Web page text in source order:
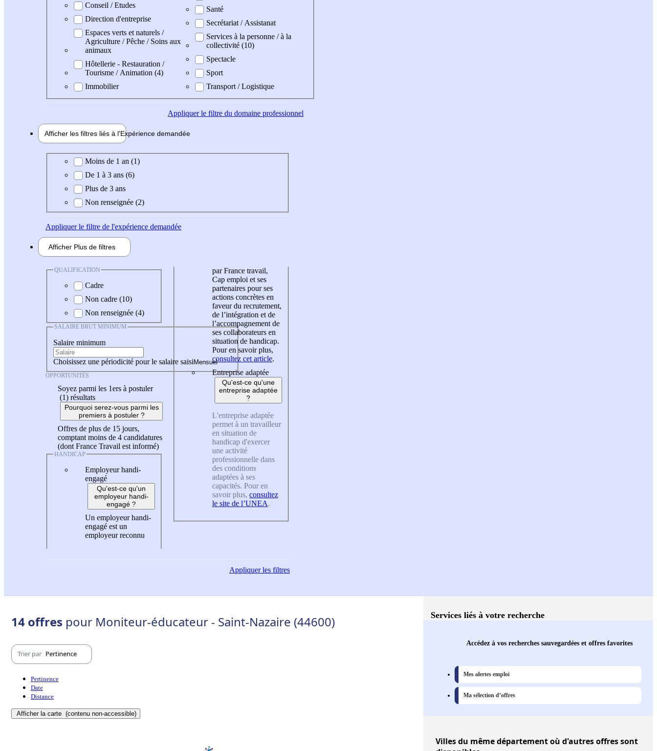
Conseil / Etudes
Direction d'entreprise
Espaces verts et naturels /
Agriculture / Pêche / Soins aux
animaux
Hôtellerie - Restauration /
Tourisme / Animation (4)
Immobilier
Santé
Secrétariat / Assistanat
Services à la personne / à la
collectivité (10)
Spectacle
Sport
Transport / Logistique
Appliquerle filtre du domaine professionnel
Afficher les filtres liés à l'Expérience demandée
Expérience demandée
Moins de 1 an (1)
De 1 à 3 ans (6)
Plus de 3 ans
Non renseignée (2)
Appliquerle filtre de l'expérience demandée
Afficher Plus de filtres
QUALIFICATION
Cadre
Non cadre (10)
Non renseignée (4)
SALAIRE BRUT MINIMUM
Salaire minimum
Choisissez une périodicité pour le salaire saisi
OPPORTUNITÉS
Soyez parmi les 1ers à postuler
(1) résultats
Pourquoi serez-vous parmi les
premiers à postuler ?
Offres de plus de 15 jours,
comptant moins de 4 candidatures
(dont France Travail est informé)
HANDICAP
Employeur handi-
engagé
Qu'est-ce qu'un
employeur handi-
engagé ?
Un employeur handi-
engagé est un
employeur reconnu
par France travail,
Cap emploi et ses
partenaires pour ses
actions concrètes en
faveur du recrutement,
de l’intégration et de
l’accompagnement de
ses collaborateurs en
situation de handicap.
Pour en savoir plus,
consultez cet article.
Entreprise adaptée
Qu'est-ce qu'une
entreprise adaptée
?
L'entreprise adaptée
permet à un travailleur
en situation de
handicap d'exercer
une activité
professionnelle dans
des conditions
adaptées à ses
capacités. Pour en
savoir plus, consultez
le site de l’UNEA.
Appliquerles filtres
14 offres pour Moniteur-éducateur - Saint-Nazaire (44600)
Trier par Pertinence
Pertinence
Date
Distance
Afficher la carte (contenu non-accessible)
Services liés à votre recherche
Accédez à vos recherches sauvegardées et offres favorites
Mes alertes emploi
Ma sélection d’offres
Villesdu même département où d'autres offres sont